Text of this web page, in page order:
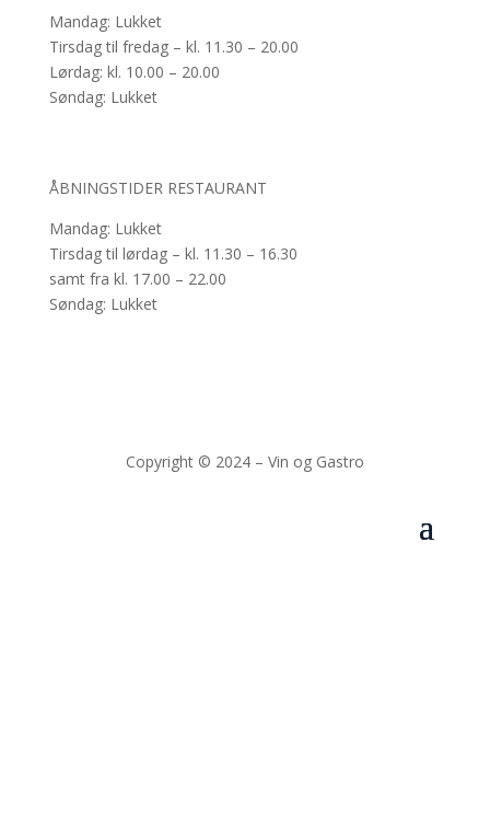
Mandag: Lukket
Tirsdag til fredag – kl. 11.30 – 20.00
Lørdag: kl. 10.00 – 20.00
Søndag: Lukket
ÅBNINGSTIDER RESTAURANT
Mandag: Lukket
Tirsdag til lørdag – kl. 11.30 – 16.30
samt fra kl. 17.00 – 22.00
Søndag: Lukket
Copyright © 2024 – Vin og Gastro